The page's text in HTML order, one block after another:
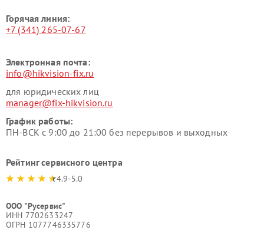
Горячая линия:
+7 (341) 265-07-67
Электронная почта:
info@hikvision-fix.ru
для юридических лиц
manager@fix-hikvision.ru
График работы:
ПН-ВСК с 9:00 до 21:00 без перерывов и выходных
Рейтинг сервисного центра
4.9-5.0
ООО "Русервис"
ИНН 7702633247
ОГРН 1077746335776